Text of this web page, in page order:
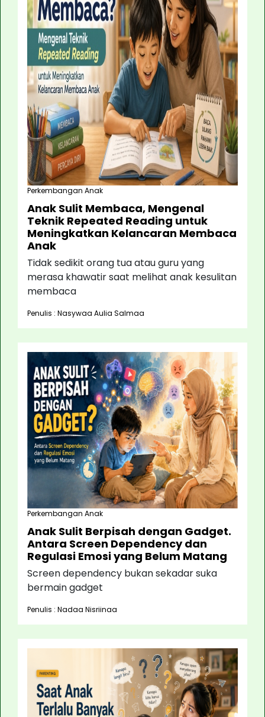
Perkembangan Anak
Anak Sulit Membaca, Mengenal
Teknik Repeated Reading untuk
Meningkatkan Kelancaran Membaca
Anak
Tidak sedikit orang tua atau guru yang
merasa khawatir saat melihat anak kesulitan
membaca
Penulis : Nasywaa Aulia Salmaa
Perkembangan Anak
Anak Sulit Berpisah dengan Gadget.
Antara Screen Dependency dan
Regulasi Emosi yang Belum Matang
Screen dependency bukan sekadar suka
bermain gadget
Penulis : Nadaa Nisriinaa